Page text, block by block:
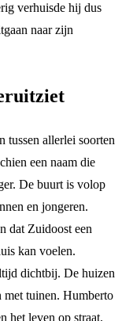
verhuisde hij dus
naar zijn
tussen allerlei soorten
een naam die
De buurt is volop
en jongeren.
dat Zuidoost een
kan voelen.
dichtbij. De huizen
met tuinen. Humberto
het leven op straat.